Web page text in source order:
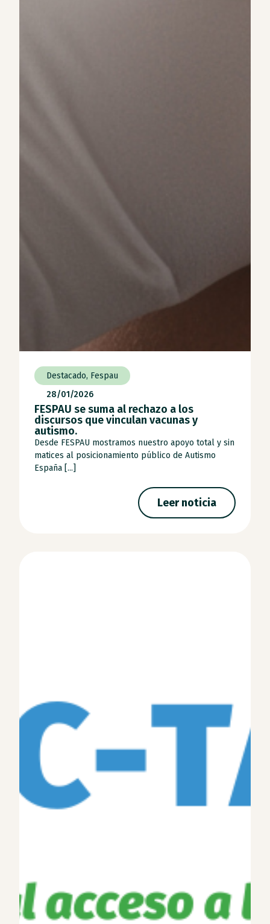
Destacado, Fespau
28/01/2026
FESPAU se suma al rechazo a los
discursos que vinculan vacunas y
autismo.
Desde FESPAU mostramos nuestro apoyo total y sin
matices al posicionamiento público de Autismo
España [...]
Leer noticia